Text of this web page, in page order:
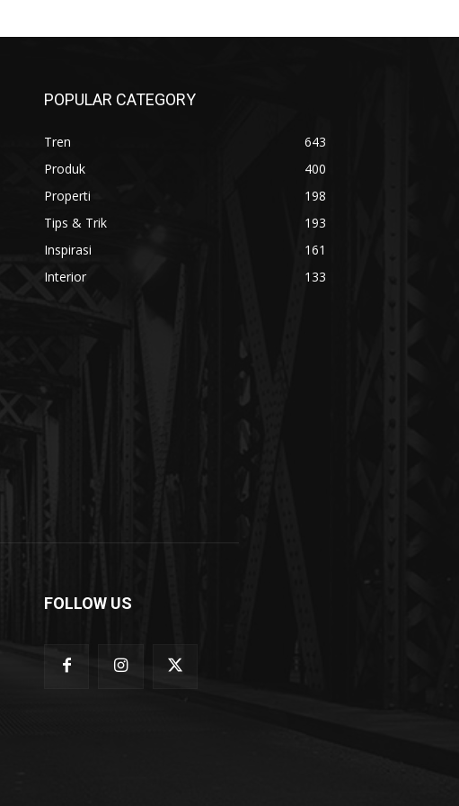
POPULAR CATEGORY
Tren
643
Produk
400
Properti
198
Tips & Trik
193
Inspirasi
161
Interior
133
FOLLOW US